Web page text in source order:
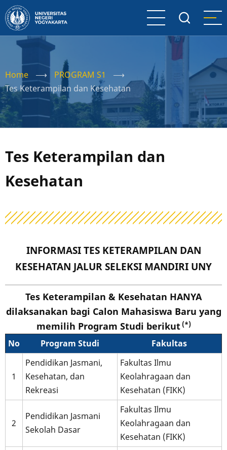
Skip
to
main
content
Home ⟶ PROGRAM S1
⟶
Tes Keterampilan dan Kesehatan
Tes Keterampilan dan
Kesehatan
INFORMASI TES KETERAMPILAN DAN
KESEHATAN JALUR SELEKSI MANDIRI UNY
Tes Keterampilan & Kesehatan HANYA
dilaksanakan bagi Calon Mahasiswa Baru yang
memilih Program Studi berikut(*)
No Program Studi Fakultas
1
Pendidikan Jasmani,
Kesehatan, dan
Rekreasi
Fakultas Ilmu
Keolahragaan dan
Kesehatan (FIKK)
2
Pendidikan Jasmani
Sekolah Dasar
Fakultas Ilmu
Keolahragaan dan
Kesehatan (FIKK)